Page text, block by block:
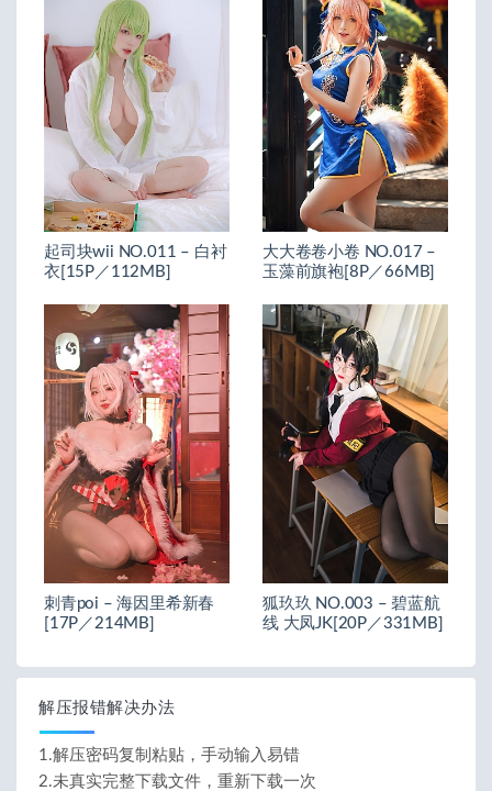
起司块wii NO.011 – 白衬
衣[15P／112MB]
大大卷卷小卷 NO.017 –
玉藻前旗袍[8P／66MB]
刺青poi – 海因里希新春
[17P／214MB]
狐玖玖 NO.003 – 碧蓝航
线 大凤JK[20P／331MB]
解压报错解决办法
1.解压密码复制粘贴，手动输入易错
2.未真实完整下载文件，重新下载一次